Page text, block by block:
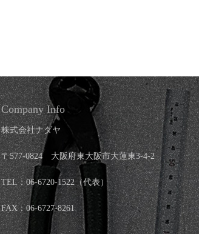
Company Info
株式会社ナダヤ
〒577-0824 大阪府東大阪市大蓮東3-4-2
TEL：06-6720-1522（代表）
FAX：06-6727-8261